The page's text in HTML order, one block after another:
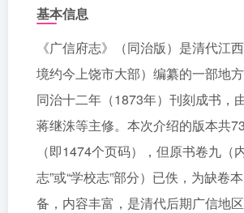
基本信息
《广信府志》（同治版）是清代江
境约今上饶市大部）编纂的一部地
同治十二年（1873年）刊刻成书，
蒋继洙等主修。本次介绍的版本共
（即1474个页码），但原书卷九（
志”或“学校志”部分）已佚，为缺卷
备，内容丰富，是清代后期广信地